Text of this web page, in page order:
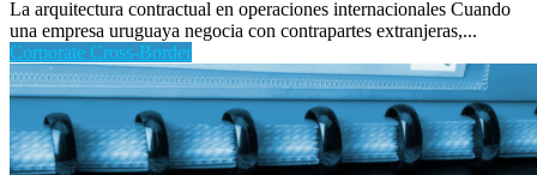
La arquitectura contractual en operaciones internacionales Cuando
una empresa uruguaya negocia con contrapartes extranjeras,...
Corporate Cross-Border